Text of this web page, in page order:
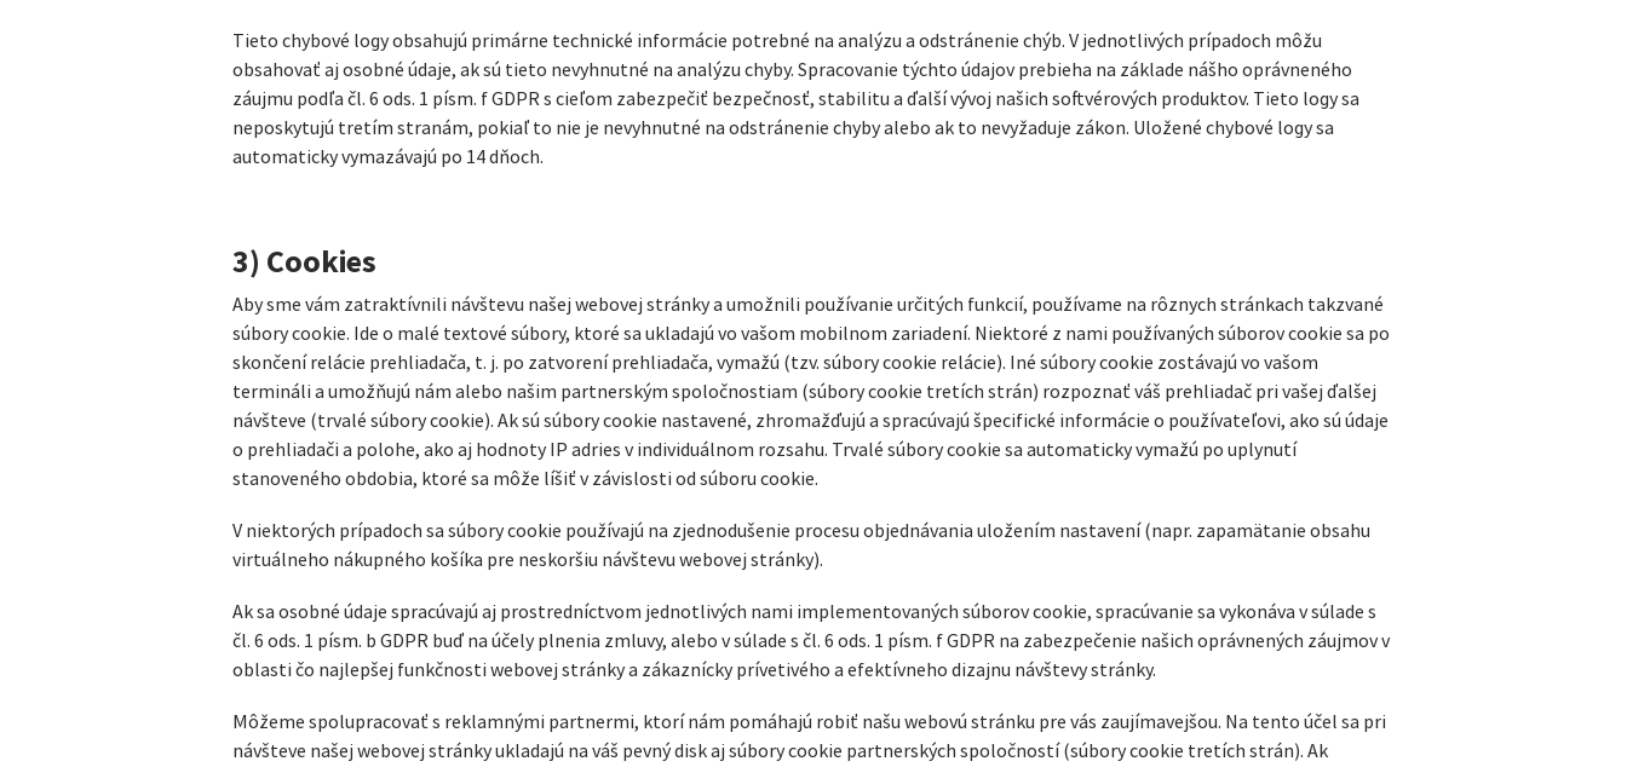
Tieto chybové logy obsahujú primárne technické informácie potrebné na analýzu a odstránenie chýb. V jednotlivých prípadoch môžu
obsahovať aj osobné údaje, ak sú tieto nevyhnutné na analýzu chyby. Spracovanie týchto údajov prebieha na základe nášho oprávneného
záujmu podľa čl. 6 ods. 1 písm. f GDPR s cieľom zabezpečiť bezpečnosť, stabilitu a ďalší vývoj našich softvérových produktov. Tieto logy sa
neposkytujú tretím stranám, pokiaľ to nie je nevyhnutné na odstránenie chyby alebo ak to nevyžaduje zákon. Uložené chybové logy sa
automaticky vymazávajú po 14 dňoch.
3) Cookies
Aby sme vám zatraktívnili návštevu našej webovej stránky a umožnili používanie určitých funkcií, používame na rôznych stránkach takzvané
súbory cookie. Ide o malé textové súbory, ktoré sa ukladajú vo vašom mobilnom zariadení. Niektoré z nami používaných súborov cookie sa po
skončení relácie prehliadača, t. j. po zatvorení prehliadača, vymažú (tzv. súbory cookie relácie). Iné súbory cookie zostávajú vo vašom
termináli a umožňujú nám alebo našim partnerským spoločnostiam (súbory cookie tretích strán) rozpoznať váš prehliadač pri vašej ďalšej
návšteve (trvalé súbory cookie). Ak sú súbory cookie nastavené, zhromažďujú a spracúvajú špecifické informácie o používateľovi, ako sú údaje
o prehliadači a polohe, ako aj hodnoty IP adries v individuálnom rozsahu. Trvalé súbory cookie sa automaticky vymažú po uplynutí
stanoveného obdobia, ktoré sa môže líšiť v závislosti od súboru cookie.
V niektorých prípadoch sa súbory cookie používajú na zjednodušenie procesu objednávania uložením nastavení (napr. zapamätanie obsahu
virtuálneho nákupného košíka pre neskoršiu návštevu webovej stránky).
Ak sa osobné údaje spracúvajú aj prostredníctvom jednotlivých nami implementovaných súborov cookie, spracúvanie sa vykonáva v súlade s
čl. 6 ods. 1 písm. b GDPR buď na účely plnenia zmluvy, alebo v súlade s čl. 6 ods. 1 písm. f GDPR na zabezpečenie našich oprávnených záujmov v
oblasti čo najlepšej funkčnosti webovej stránky a zákaznícky prívetivého a efektívneho dizajnu návštevy stránky.
Môžeme spolupracovať s reklamnými partnermi, ktorí nám pomáhajú robiť našu webovú stránku pre vás zaujímavejšou. Na tento účel sa pri
návšteve našej webovej stránky ukladajú na váš pevný disk aj súbory cookie partnerských spoločností (súbory cookie tretích strán). Ak